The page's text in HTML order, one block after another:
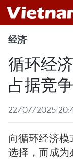
经济
循环经
占据竞
22/07/2025
向循环经济
选择，而成为